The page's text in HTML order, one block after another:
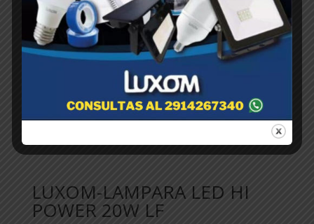
LUXOM-LAMPARA LED HI
POWER 20W LF